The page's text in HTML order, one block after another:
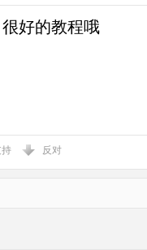
好的教程哦
反对